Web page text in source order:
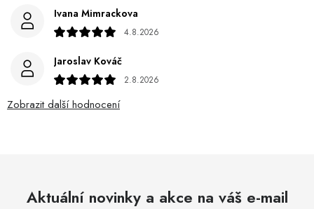
Ivana Mimrackova
4.8.2026
Jaroslav Kováč
2.8.2026
Zobrazit další hodnocení
Aktuální novinky a akce na váš e-mail